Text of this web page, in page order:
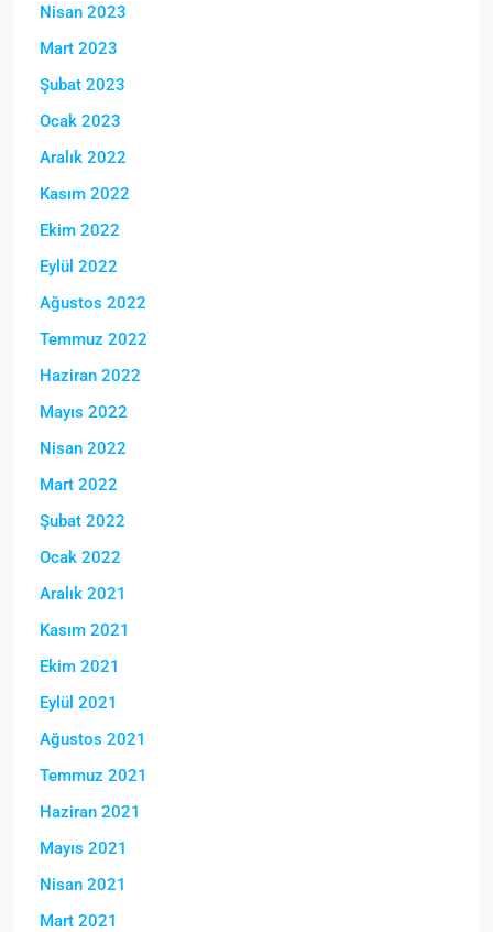
Nisan 2023
Mart 2023
Şubat 2023
Ocak 2023
Aralık 2022
Kasım 2022
Ekim 2022
Eylül 2022
Ağustos 2022
Temmuz 2022
Haziran 2022
Mayıs 2022
Nisan 2022
Mart 2022
Şubat 2022
Ocak 2022
Aralık 2021
Kasım 2021
Ekim 2021
Eylül 2021
Ağustos 2021
Temmuz 2021
Haziran 2021
Mayıs 2021
Nisan 2021
Mart 2021